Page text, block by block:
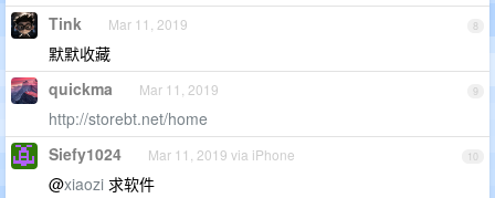
8
Tink Mar 11, 2019
默默收藏
9
quickma Mar 11, 2019
http://storebt.net/home
10
Siefy1024 Mar 11, 2019 via iPhone
@xiaozi 求软件